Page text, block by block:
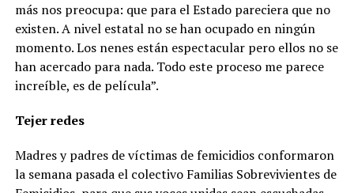
más nos preocupa: que para el Estado pareciera que no
existen. A nivel estatal no se han ocupado en ningún
momento. Los nenes están espectacular pero ellos no se
han acercado para nada. Todo este proceso me parece
increíble, es de película”.
Tejer redes
Madres y padres de víctimas de femicidios conformaron
la semana pasada el colectivo Familias Sobrevivientes de